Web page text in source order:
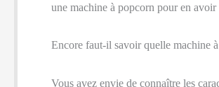
une machine à popcorn pour en avoir
Encore faut-il savoir quelle machine
Vous avez envie de connaître les